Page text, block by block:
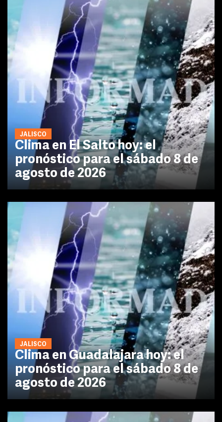
JALISCO
Clima en El Salto hoy: el
pronóstico para el sábado 8 de
agosto de 2026
JALISCO
Clima en Guadalajara hoy: el
pronóstico para el sábado 8 de
agosto de 2026